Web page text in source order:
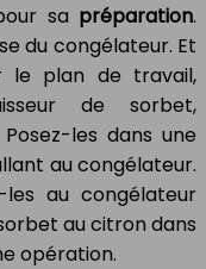
sa préparation.
du congélateur. Et
le plan de travail,
de sorbet,
les dans une
au congélateur.
au congélateur
au citron dans
opération.